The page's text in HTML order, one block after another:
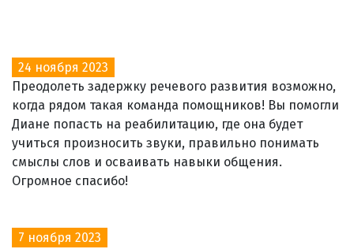
24 ноября 2023
Преодолеть задержку речевого развития возможно,
когда рядом такая команда помощников! Вы помогли
Диане попасть на реабилитацию, где она будет
учиться произносить звуки, правильно понимать
смыслы слов и осваивать навыки общения.
Огромное спасибо!
7 ноября 2023